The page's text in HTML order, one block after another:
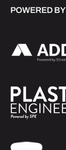
POWERED BY